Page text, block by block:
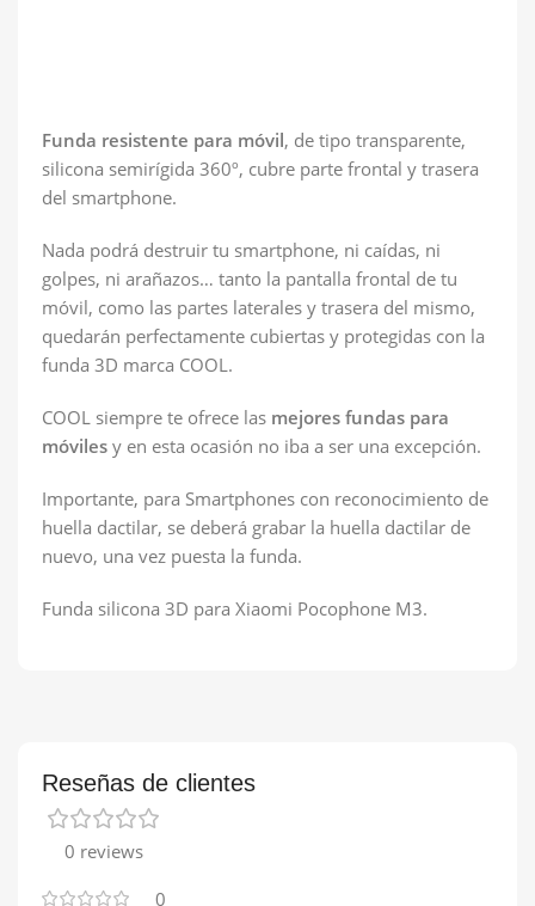
Funda resistente para móvil, de tipo transparente,
silicona semirígida 360º, cubre parte frontal y trasera
del smartphone.
Nada podrá destruir tu smartphone, ni caídas, ni
golpes, ni arañazos… tanto la pantalla frontal de tu
móvil, como las partes laterales y trasera del mismo,
quedarán perfectamente cubiertas y protegidas con la
funda 3D marca COOL.
COOL siempre te ofrece las mejores fundas para
móviles y en esta ocasión no iba a ser una excepción.
Importante, para Smartphones con reconocimiento de
huella dactilar, se deberá grabar la huella dactilar de
nuevo, una vez puesta la funda.
Funda silicona 3D para Xiaomi Pocophone M3.
Reseñas de clientes
0 reviews
0